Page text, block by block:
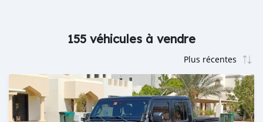
155 véhicules à vendre